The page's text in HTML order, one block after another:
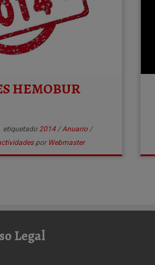
HEMOBUR
etiquetado 2014/Anuario /
por Webmaster
Legal